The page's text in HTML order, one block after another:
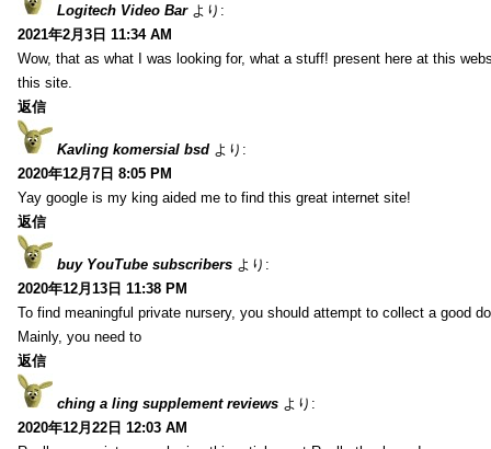
Logitech Video Bar より:
2021年2月3日 11:34 AM
Wow, that as what I was looking for, what a stuff! present here at this
this site.
返信
Kavling komersial bsd より:
2020年12月7日 8:05 PM
Yay google is my king aided me to find this great internet site!
返信
buy YouTube subscribers より:
2020年12月13日 11:38 PM
To find meaningful private nursery, you should attempt to collect a good
Mainly, you need to
返信
ching a ling supplement reviews より:
2020年12月22日 12:03 AM